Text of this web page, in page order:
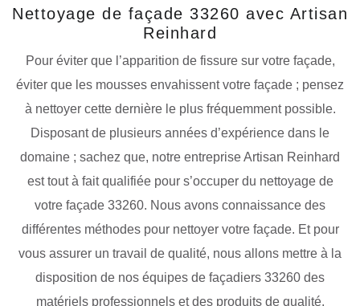
Nettoyage de façade 33260 avec Artisan
Reinhard
Pour éviter que l’apparition de fissure sur votre façade,
éviter que les mousses envahissent votre façade ; pensez
à nettoyer cette dernière le plus fréquemment possible.
Disposant de plusieurs années d’expérience dans le
domaine ; sachez que, notre entreprise Artisan Reinhard
est tout à fait qualifiée pour s’occuper du nettoyage de
votre façade 33260. Nous avons connaissance des
différentes méthodes pour nettoyer votre façade. Et pour
vous assurer un travail de qualité, nous allons mettre à la
disposition de nos équipes de façadiers 33260 des
matériels professionnels et des produits de qualité.